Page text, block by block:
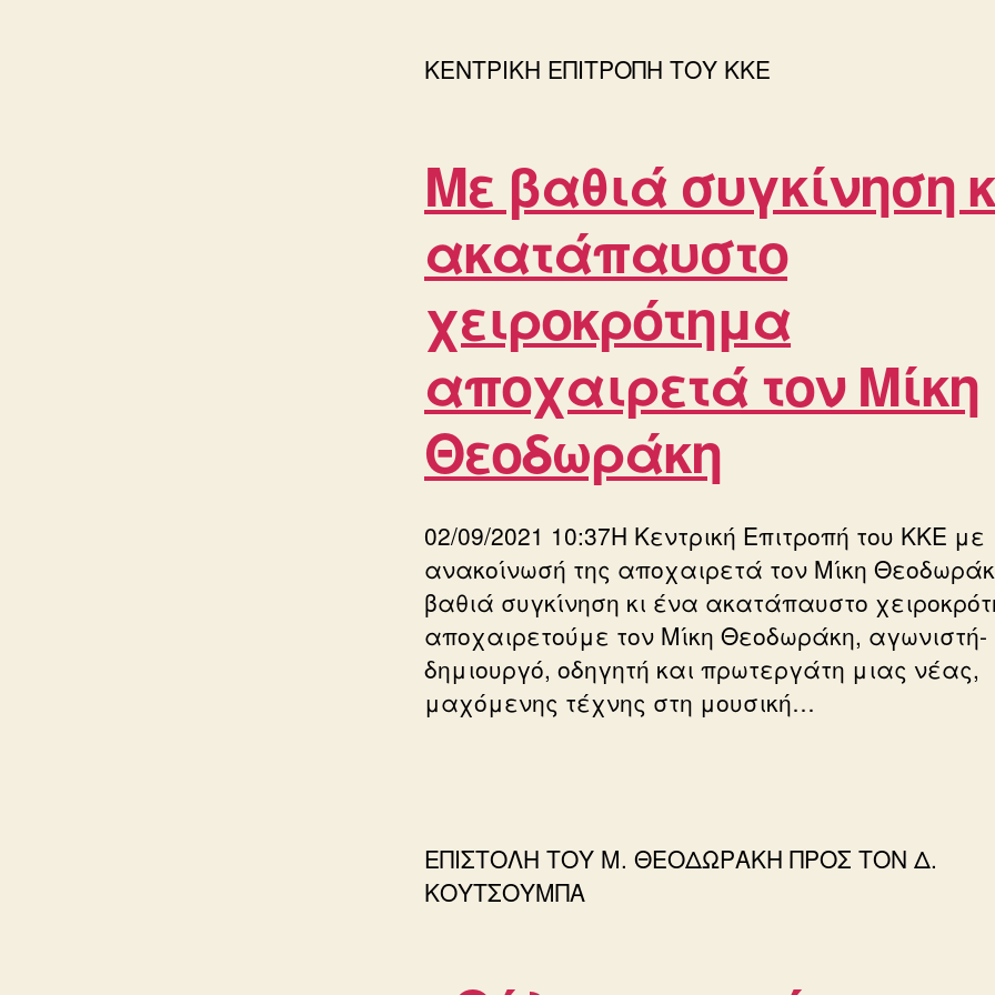
ΚΕΝΤΡΙΚΗ ΕΠΙΤΡΟΠΗ ΤΟΥ ΚΚΕ
Με βαθιά συγκίνηση
ακατάπαυστο
χειροκρότημα
αποχαιρετά τον Μίκη
Θεοδωράκη
02/09/2021 10:37Η Κεντρική Επιτροπή του ΚΚΕ με
ανακοίνωσή της αποχαιρετά τον Μίκη
βαθιά συγκίνηση κι ένα ακατάπαυστο
αποχαιρετούμε τον Μίκη Θεοδωράκη, αγωνιστή-
δημιουργό, οδηγητή και πρωτεργάτη μιας νέας,
μαχόμενης τέχνης στη μουσική…
ΕΠΙΣΤΟΛΗ ΤΟΥ Μ. ΘΕΟΔΩΡΑΚΗ ΠΡΟΣ ΤΟΝ Δ.
ΚΟΥΤΣΟΥΜΠΑ